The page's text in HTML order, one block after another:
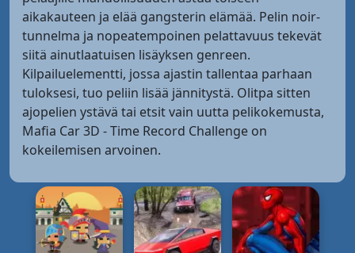
aikakauteen ja elää gangsterin elämää. Pelin noir-
tunnelma ja nopeatempoinen pelattavuus tekevät
siitä ainutlaatuisen lisäyksen genreen.
Kilpailuelementti, jossa ajastin tallentaa parhaan
tuloksesi, tuo peliin lisää jännitystä. Olitpa sitten
ajopelien ystävä tai etsit vain uutta pelikokemusta,
Mafia Car 3D - Time Record Challenge on
kokeilemisen arvoinen.